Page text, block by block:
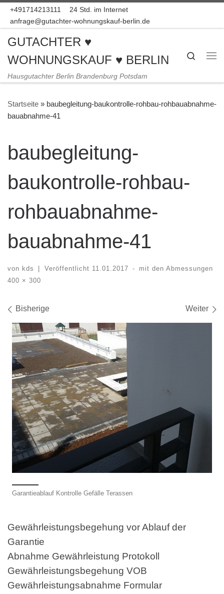
Zum Inhalt springen
+491714213111
24 Std. im Internet
anfrage@gutachter-wohnungskauf-berlin.de
GUTACHTER ♥
WOHNUNGSKAUF ♥ BERLIN
Hausgutachter Berlin Brandenburg Potsdam
Search
Startseite » baubegleitung-baukontrolle-rohbau-rohbauabnahme-
bauabnahme-41
baubegleitung-
baukontrolle-rohbau-
rohbauabnahme-
bauabnahme-41
von kds Veröffentlicht 11.01.2017 -
mit den Abmessungen
400 × 300
Bilder Navigation
Bisherige Weiter
Garantieablauf Kontrolle Gefälle Terassen
Gewährleistungsbegehung vor Ablauf der
Garantie
Abnahme Gewährleistung Protokoll
Gewährleistungsbegehung VOB
Gewährleistungsabnahme Formular